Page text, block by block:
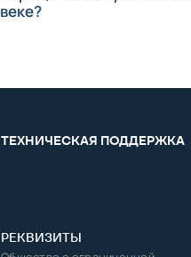
веке?
ТЕХНИЧЕСКАЯ ПОДДЕРЖКА
РЕКВИЗИТЫ